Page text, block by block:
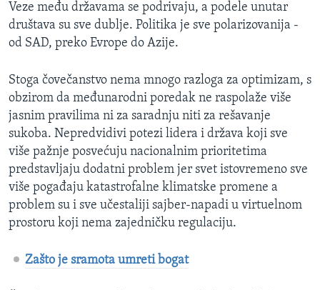
Veze među državama se podrivaju, a podele unutar
društava su sve dublje. Politika je sve polarizovanija -
od SAD, preko Evrope do Azije.
Stoga čovečanstvo nema mnogo razloga za optimizam, s
obzirom da međunarodni poredak ne raspolaže više
jasnim pravilima ni za saradnju niti za rešavanje
sukoba. Nepredvidivi potezi lidera i država koji sve
više pažnje posvećuju nacionalnim prioritetima
predstavljaju dodatni problem jer svet istovremeno sve
više pogađaju katastrofalne klimatske promene a
problem su i sve učestaliji sajber-napadi u virtuelnom
prostoru koji nema zajedničku regulaciju.
Zašto je sramota umreti bogat